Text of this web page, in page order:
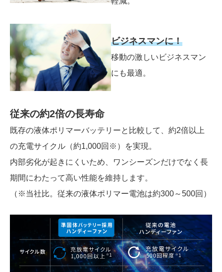
ビジネスマンに！
移動の激しいビジネスマン
にも最適。
従来の約2倍の長寿命
既存の液体ポリマーバッテリーと比較して、約2倍以上
の充電サイクル（約1,000回※）を実現。
内部劣化が起きにくいため、ワンシーズンだけでなく長
期間にわたって高い性能を維持します。
（※当社比。従来の液体ポリマー電池は約300～500回）